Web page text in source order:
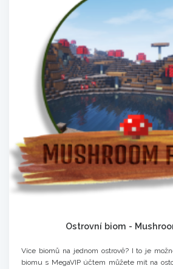
Ostrovní biom -
Více biomů na jednom ostrově? I to je
biomu s MegaVIP účtem můžete mít na